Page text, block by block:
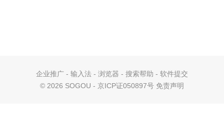
企业推广 - 输入法 - 浏览器 - 搜索帮助 - 软件提交
© 2026 SOGOU - 京ICP证050897号 免责声明